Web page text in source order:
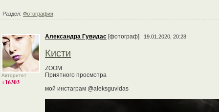
Раздел: Фотография
Авторитет
+16303
Александра Гувидас [фотограф] 19.01.2020, 20:28
Кисти
ZOOM
Приятного просмотра
мой инстаграм @aleksguvidas